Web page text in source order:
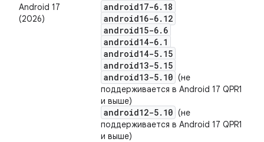
Android 17
(2026)
android17-6. 18
android16-6. 12
android15-6. 6
android14-6. 1
android14-5. 15
android13-5. 15
android13-5. 10 (не
поддерживается в Android 17 QPR1
и выше)
android12-5. 10 (не
поддерживается в Android 17 QPR1
и выше)